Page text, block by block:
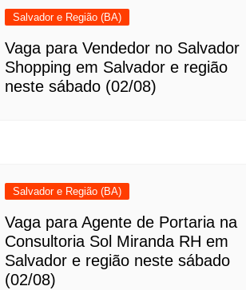
Salvador e Região (BA)
Vaga para Vendedor no Salvador
Shopping em Salvador e região
neste sábado (02/08)
Salvador e Região (BA)
Vaga para Agente de Portaria na
Consultoria Sol Miranda RH em
Salvador e região neste sábado
(02/08)